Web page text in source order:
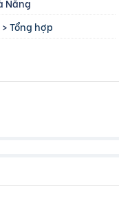
Nẵng
>Tổng hợp